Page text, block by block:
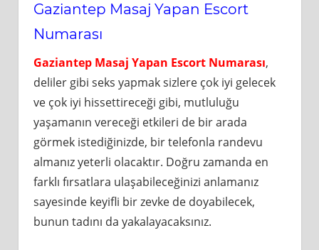
Gaziantep Masaj Yapan Escort
Numarası
Gaziantep Masaj Yapan Escort Numarası,
deliler gibi seks yapmak sizlere çok iyi gelecek
ve çok iyi hissettireceği gibi, mutluluğu
yaşamanın vereceği etkileri de bir arada
görmek istediğinizde, bir telefonla randevu
almanız yeterli olacaktır. Doğru zamanda en
farklı fırsatlara ulaşabileceğinizi anlamanız
sayesinde keyifli bir zevke de doyabilecek,
bunun tadını da yakalayacaksınız.